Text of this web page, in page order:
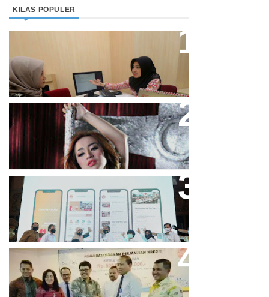
KILAS POPULER
Keuangan Syariah Di Indonesia
Meningkat
Cupi Cupita Luncurkan Single
“Yo Uwis”
Bandung Great Sale 2020 Go
Online Resmi Dimulai
Bank Bjb Fasilitasi Kredit Modal
Kerja Konstruksi PT Adhi Karya